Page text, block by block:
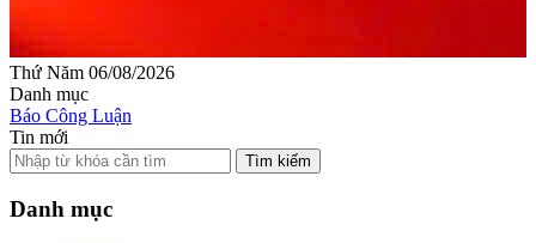
Thứ Năm 06/08/2026
Danh mục
Báo Công Luận
Tin mới
Tìm kiếm
Danh mục